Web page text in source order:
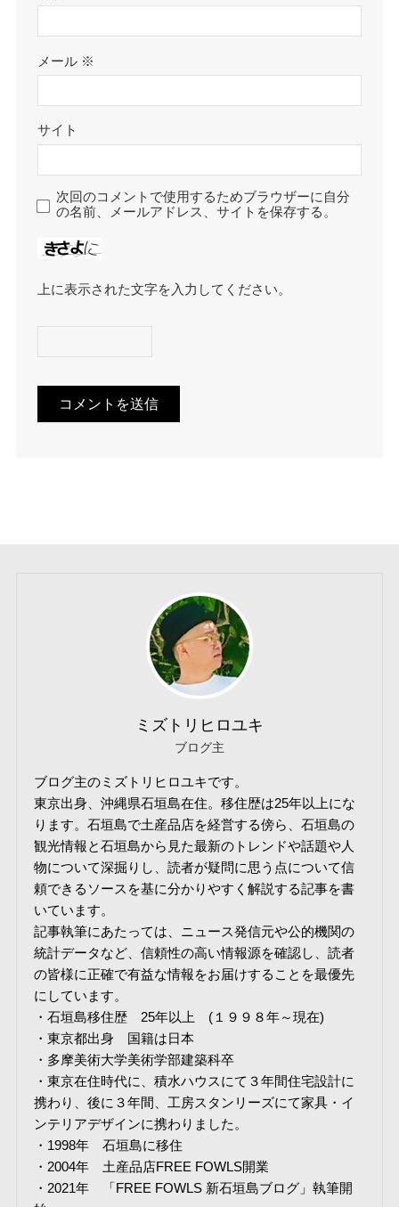
メール ※
サイト
次回のコメントで使用するためブラウザーに自分
の名前、メールアドレス、サイトを保存する。
上に表示された文字を入力してください。
ミズトリヒロユキ
ブログ主
ブログ主のミズトリヒロユキです。
東京出身、沖縄県石垣島在住。移住歴は25年以上にな
ります。石垣島で土産品店を経営する傍ら、石垣島の
観光情報と石垣島から見た最新のトレンドや話題や人
物について深掘りし、読者が疑問に思う点について信
頼できるソースを基に分かりやすく解説する記事を書
いています。
記事執筆にあたっては、ニュース発信元や公的機関の
統計データなど、信頼性の高い情報源を確認し、読者
の皆様に正確で有益な情報をお届けすることを最優先
にしています。
・石垣島移住歴 25年以上 (１９９８年～現在)
・東京都出身 国籍は日本
・多摩美術大学美術学部建築科卒
・東京在住時代に、積水ハウスにて３年間住宅設計に
携わり、後に３年間、工房スタンリーズにて家具・イ
ンテリアデザインに携わりました。
・1998年 石垣島に移住
・2004年 土産品店FREE FOWLS開業
・2021年 「FREE FOWLS 新石垣島ブログ」執筆開